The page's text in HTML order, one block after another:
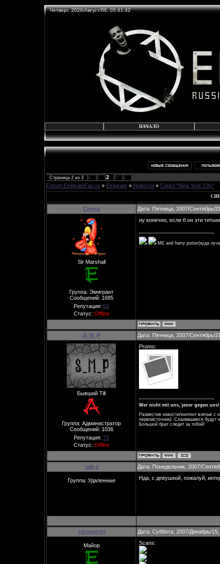
Четверг, 2026/Август/06, 05:41:42
НАЧАЛО
Страница 2 из 3 « 1 2 3 »
Forum EmigrateFan.ru » Emigrate » Новости » Сингл "New York City"
Снежа Дата: Пятница, 2007/Сентябрь/
Sir Marshall
Группа: Эмигрант
Сообщений: 1685
Репутация: 50
Статус: Offline
ну конечно, если б он эти
ME and harry potter(куда
S_M_P Дата: Пятница, 2007/Сентябрь/
Бывший Till
Группа: Администратор
Сообщений: 1036
Репутация: 73
Статус: Offline
Promo:
Wer nicht mit uns, jener gegen uns!
Разместив новости/контент взятые
первоисточник). Спалившиеся будут
Большой брат следит за тобой!
xak-s Дата: Понедельник, 2007/
Группа: Удаленные Нда, с девушкой, пожалуй,
xXrammXx Дата: Суббота, 2007/Декабрь/
Майор Scans: